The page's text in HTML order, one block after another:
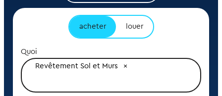
acheter louer
Quoi
Revêtement Sol et Murs